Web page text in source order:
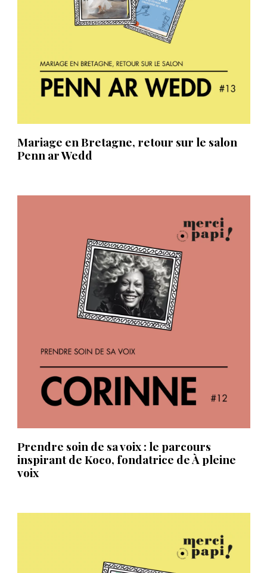
Mariage en Bretagne, retour sur le salon
Penn ar Wedd
Prendre soin de sa voix : le parcours
inspirant de Koco, fondatrice de À pleine
voix